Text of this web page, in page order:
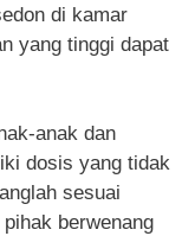
di kamar
yang tinggi dapat
anak dan
dosis yang tidak
sesuai
berwenang